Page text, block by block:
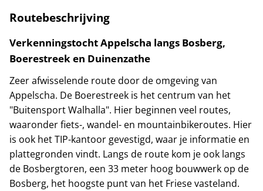
Routebeschrijving
Verkenningstocht Appelscha langs Bosberg,
Boerestreek en Duinenzathe
Zeer afwisselende route door de omgeving van
Appelscha. De Boerestreek is het centrum van het
"Buitensport Walhalla". Hier beginnen veel routes,
waaronder fiets-, wandel- en mountainbikeroutes. Hier
is ook het TIP-kantoor gevestigd, waar je informatie en
plattegronden vindt. Langs de route kom je ook langs
de Bosbergtoren, een 33 meter hoog bouwwerk op de
Bosberg, het hoogste punt van het Friese vasteland.